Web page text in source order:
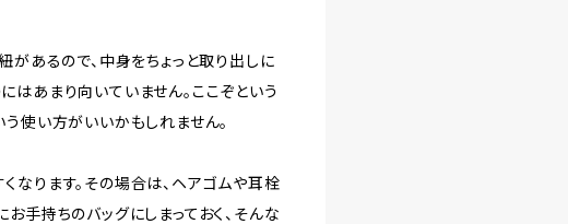
があるので、中身をちょっと取り出しに
はあまり向いていません。ここぞという
う使い方がいいかもしれません。
なります。その場合は、ヘアゴムや耳栓
手持ちのバッグにしまっておく、そんな